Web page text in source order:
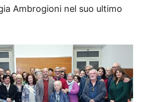
Ambrogioni nel suo ultimo